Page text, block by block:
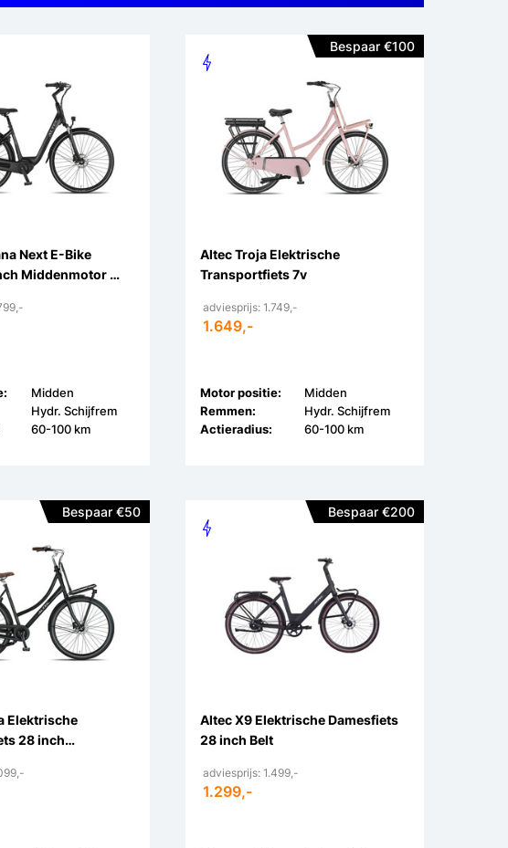
Next E-Bike
Middenmotor 7v
Midden
Hydr. Schijfrem
60-100 km
Bespaar €100
Altec Troja Elektrische
Transportfiets 7v
adviesprijs: 1.749,-
1.649,-
Motor positie:
Midden
Remmen:
Hydr. Schijfrem
Actieradius:
60-100 km
Bespaar €50
Elektrische
28 inch
Bespaar €200
Altec X9 Elektrische Damesfiets
28 inch Belt
adviesprijs: 1.499,-
1.299,-